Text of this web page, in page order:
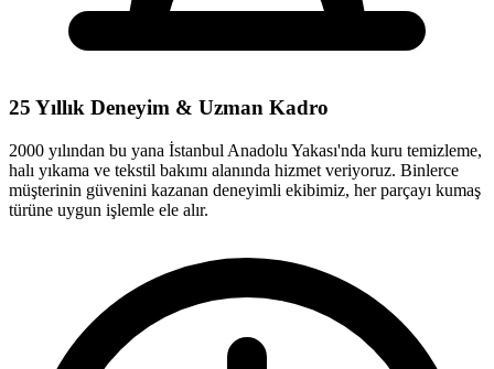
25 Yıllık Deneyim & Uzman Kadro
2000 yılından bu yana İstanbul Anadolu Yakası'nda kuru temizleme,
halı yıkama ve tekstil bakımı alanında hizmet veriyoruz. Binlerce
müşterinin güvenini kazanan deneyimli ekibimiz, her parçayı kumaş
türüne uygun işlemle ele alır.